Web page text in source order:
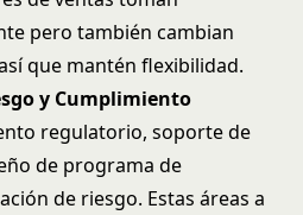
pero también cambian
que mantén flexibilidad.
y Cumplimiento
regulatorio, soporte de
de programa de
de riesgo. Estas áreas a